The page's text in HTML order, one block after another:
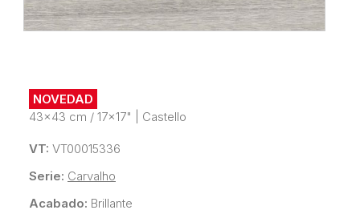
NOVEDAD
43x43 cm / 17x17"
Castello
VT: VT00015336
Serie: Carvalho
Acabado: Brillante